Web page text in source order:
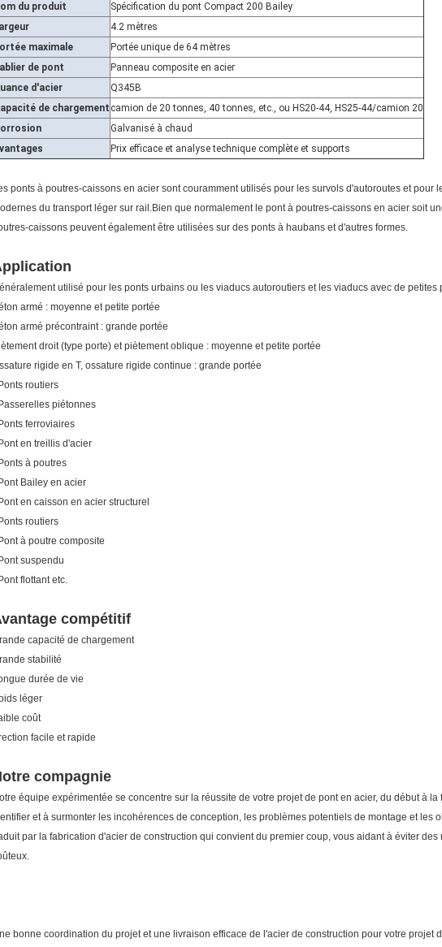
du produit
Spécification du pont Compact 200 Bailey
4.2 mètres
maximale
Portée unique de 64 mètres
de pont
Panneau composite en acier
d'acier
Q345B
de chargement camion de 20 tonnes, 40 tonnes, etc., ou HS20-44, HS25-44/camion 20
Galvanisé à chaud
Prix ​​​​efficace et analyse technique complète et supports
ponts à poutres-caissons en acier sont couramment utilisés pour les survols d'autoroutes et pour
du transport léger sur rail.Bien que normalement le pont à poutres-caissons en acier soit
caissons peuvent également être utilisées sur des ponts à haubans et d'autres formes.
utilisé pour les ponts urbains ou les viaducs autoroutiers et les viaducs avec de petites
armé : moyenne et petite portée
armé précontraint : grande portée
droit (type porte) et piètement oblique : moyenne et petite portée
rigide en T, ossature rigide continue : grande portée
routiers
piétonnes
ferroviaires
en treillis d'acier
à poutres
Bailey en acier
en caisson en acier structurel
routiers
à poutre composite
suspendu
flottant etc.
compétitif
capacité de chargement
stabilité
durée de vie
léger
coût
facile et rapide
compagnie
équipe expérimentée se concentre sur la réussite de votre projet de pont en acier, du début à
et à surmonter les incohérences de conception, les problèmes potentiels de montage et les
par la fabrication d'acier de construction qui convient du premier coup, vous aidant à éviter des
bonne coordination du projet et une livraison efficace de l'acier de construction pour votre projet